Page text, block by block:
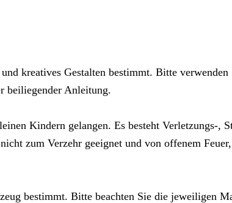
kreatives Gestalten bestimmt. Bitte
beiliegender Anleitung.
Kindern gelangen. Es besteht Verletzungs-,
zum Verzehr geeignet und von offenem
bestimmt. Bitte beachten Sie die jeweiligen